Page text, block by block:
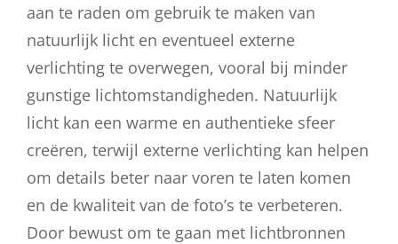
aan te raden om gebruik te maken van
natuurlijk licht en eventueel externe
verlichting te overwegen, vooral bij minder
gunstige lichtomstandigheden. Natuurlijk
licht kan een warme en authentieke sfeer
creëren, terwijl externe verlichting kan helpen
om details beter naar voren te laten komen
en de kwaliteit van de foto’s te verbeteren.
Door bewust om te gaan met lichtbronnen